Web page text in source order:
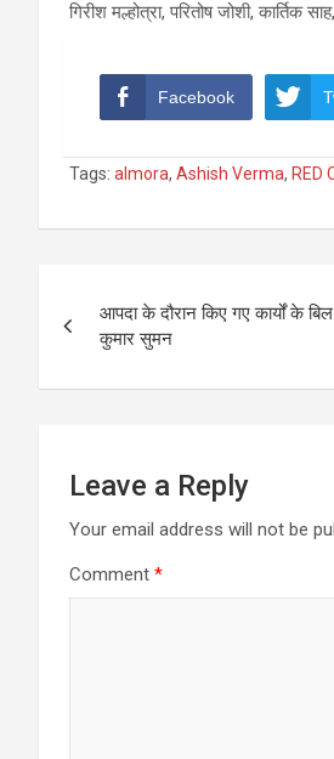
गिरीश मल्होत्रा, परितोष जोशी,
Facebook
Tags: almora, Ashish Verma, RED
navigation
आपदा के दौरान किए गए कार्यों के
कुमार सुमन
Leave a Reply
Your email address will not be
Comment *